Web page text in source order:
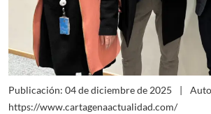
Publicación: 04 de diciembre de 2025
https://www.cartagenaactualidad.com/